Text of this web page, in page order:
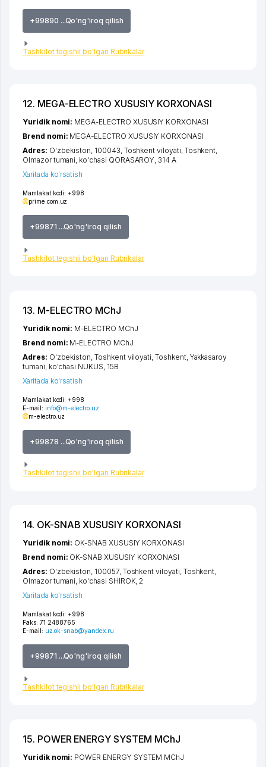
+99890 ...Qo'ng'iroq qilish
Tashkilot tegishli bo'lgan Rubrikalar
12. MEGA-ELECTRO XUSUSIY KORXONASI
Mamlakat kodi: +998
prime.com.uz
+99871 ...Qo'ng'iroq qilish
Tashkilot tegishli bo'lgan Rubrikalar
Yuridik nomi: MEGA-ELECTRO XUSUSIY KORXONASI
Brend nomi: MEGA-ELECTRO XUSUSIY KORXONASI
Adres: O'zbekiston, 100043, Toshkent viloyati, Toshkent,
Olmazor tumani, ko'chasi QORASAROY, 314 A
Xaritada ko'rsatish
13. M-ELECTRO MChJ
Mamlakat kodi: +998
E-mail: info@m-electro.uz
m-electro.uz
+99878 ...Qo'ng'iroq qilish
Tashkilot tegishli bo'lgan Rubrikalar
Yuridik nomi: M-ELECTRO MChJ
Brend nomi: M-ELECTRO MChJ
Adres: O'zbekiston,Toshkent viloyati ,Toshkent, Yakkasaroy
tumani ko'chasi NUKUS , 15B
Xaritada ko'rsatish
14. OK-SNAB XUSUSIY KORXONASI
Mamlakat kodi: +998
Faks: 71 2488765
E-mail: uz.ok-snab@yandex.ru
+99871 ...Qo'ng'iroq qilish
Tashkilot tegishli bo'lgan Rubrikalar
Yuridik nomi: OK-SNAB XUSUSIY KORXONASI
Brend nomi: OK-SNAB XUSUSIY KORXONASI
Adres: O'zbekiston, 100057, Toshkent viloyati Toshkent
Olmazor tumani ko'chasi SHIROK , 2
Xaritada ko'rsatish
15. POWER ENERGY SYSTEM MChJ
Yuridik nomi: POWER ENERGY SYSTEM MChJ